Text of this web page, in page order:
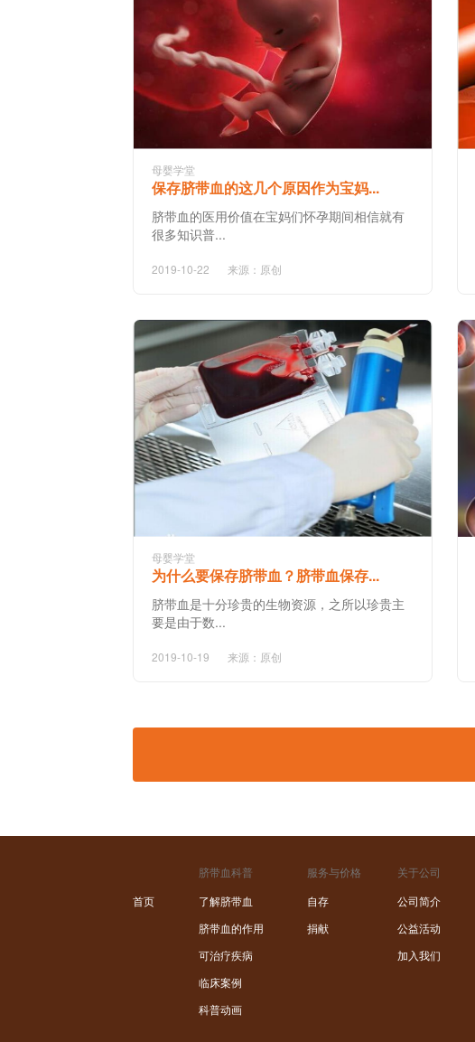
母婴学堂
保存脐带血的这几个原因作为宝妈...
脐带血的医用价值在宝妈们怀孕期间相信就有
很多知识普...
2019-10-22 来源：原创
母婴学堂
为什么要保存脐带血？脐带血保存...
脐带血是十分珍贵的生物资源，之所以珍贵主
要是由于数...
2019-10-19 来源：原创
首页
脐带血科普
了解脐带血
脐带血的作用
可治疗疾病
临床案例
科普动画
服务与价格
自存
捐献
关于公司
公司简介
公益活动
加入我们